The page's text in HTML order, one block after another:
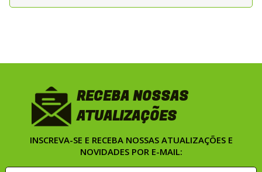
RECEBA NOSSAS
ATUALIZAÇÕES
INSCREVA-SE E RECEBA NOSSAS ATUALIZAÇÕES E
NOVIDADES POR E-MAIL: